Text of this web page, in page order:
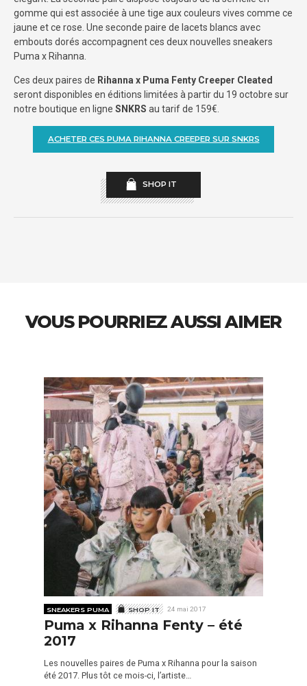
gomme qui est associée à une tige aux couleurs vives comme ce
jaune et ce rose. Une seconde paire de lacets blancs avec
embouts dorés accompagnent ces deux nouvelles sneakers
Puma x Rihanna.
Ces deux paires de Rihanna x Puma Fenty Creeper Cleated
seront disponibles en éditions limitées à partir du 19 octobre sur
notre boutique en ligne SNKRS au tarif de 159€.
ACHETER CES PUMA RIHANNA CREEPER SUR SNKRS
SHOP IT
VOUS POURRIEZ AUSSI AIMER
SNEAKERS PUMA SHOP IT 24 mai 2017
Puma x Rihanna Fenty – été
2017
Les nouvelles paires de Puma x Rihanna pour la saison
été 2017. Plus tôt ce mois-ci, l’artiste…